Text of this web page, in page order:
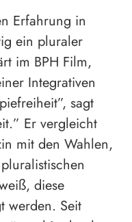
Erfahrung in
ein pluraler
im BPH Film,
Integrativen
sagt
Er vergleicht
mit den Wahlen,
diese
werden. Seit